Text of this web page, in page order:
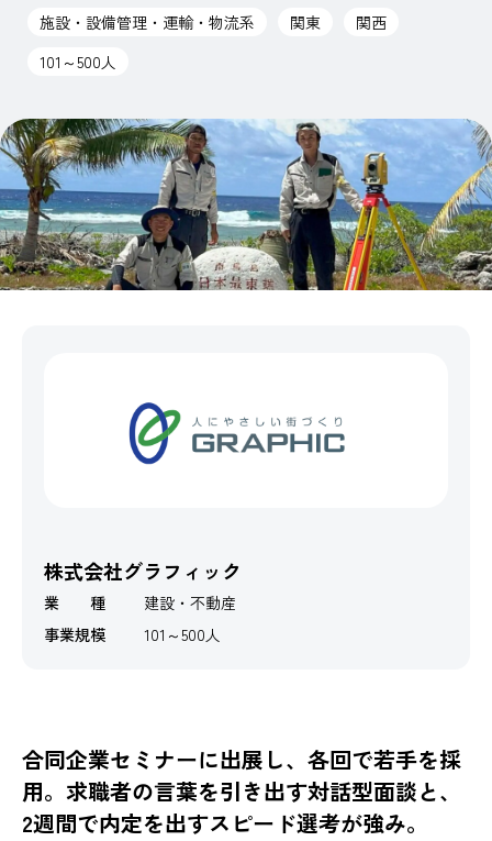
施設・設備管理・運輸・物流系
関東
関西
101～500人
株式会社グラフィック
業 種
建設・不動産
事業規模
101～500人
合同企業セミナーに出展し、各回で若手を採
用。求職者の言葉を引き出す対話型面談と、
2週間で内定を出すスピード選考が強み。